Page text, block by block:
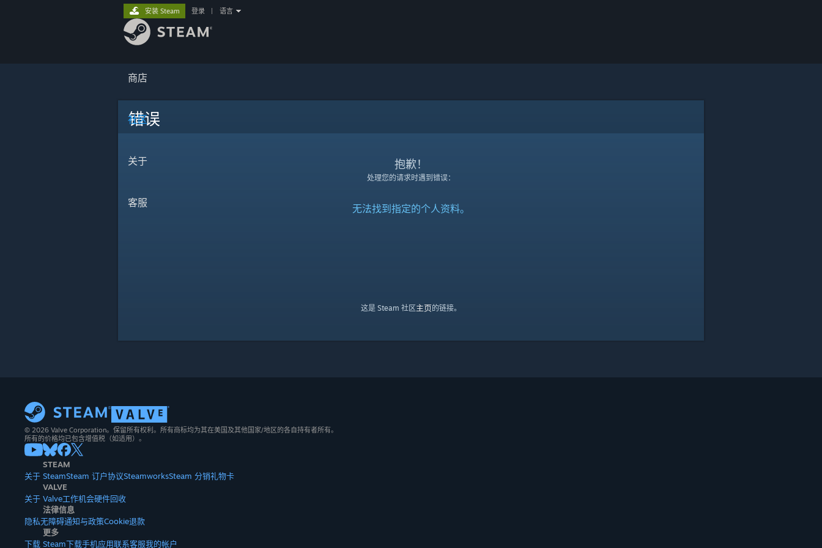
商店
社区
关于
客服
安装 Steam 登录 语言
错误
抱歉！
处理您的请求时遇到错误：
无法找到指定的个人资料。
这是 Steam 社区主页的链接。
© 2026 Valve Corporation。保留所有权利。所有商标均为其在美国及其他国家/地区的各自持有者所有。
所有的价格均已包含增值税（如适用）。
STEAM
关于 SteamSteam 订户协议SteamworksSteam 分销礼物卡
VALVE
关于 Valve工作机会硬件回收
法律信息
隐私无障碍通知与政策Cookie退款
更多
下载 Steam下载手机应用联系客服我的帐户